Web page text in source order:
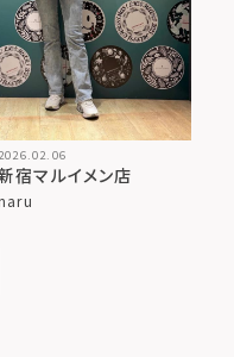
2026.02.06
宿マルイメン店